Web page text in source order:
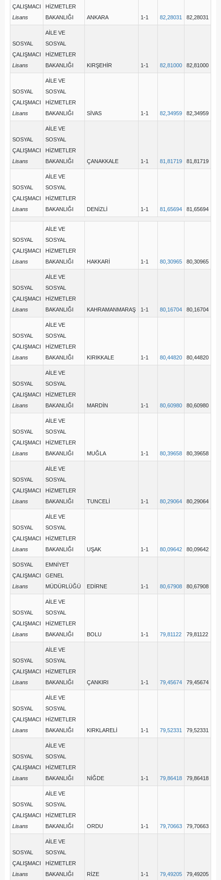
ÇALIŞMACI
Lisans
HİZMETLER
BAKANLIĞI
ANKARA 1-1 82,28031 82,28031
SOSYAL
ÇALIŞMACI
Lisans
AİLE VE
SOSYAL
HİZMETLER
BAKANLIĞI
KIRŞEHİR 1-1 82,81000 82,81000
SOSYAL
ÇALIŞMACI
Lisans
AİLE VE
SOSYAL
HİZMETLER
BAKANLIĞI
SİVAS 1-1 82,34959 82,34959
SOSYAL
ÇALIŞMACI
Lisans
AİLE VE
SOSYAL
HİZMETLER
BAKANLIĞI
ÇANAKKALE 1-1 81,81719 81,81719
SOSYAL
ÇALIŞMACI
Lisans
AİLE VE
SOSYAL
HİZMETLER
BAKANLIĞI
DENİZLİ 1-1 81,65694 81,65694
SOSYAL
ÇALIŞMACI
Lisans
AİLE VE
SOSYAL
HİZMETLER
BAKANLIĞI
HAKKARİ 1-1 80,30965 80,30965
SOSYAL
ÇALIŞMACI
Lisans
AİLE VE
SOSYAL
HİZMETLER
BAKANLIĞI
KAHRAMANMARAŞ 1-1 80,16704 80,16704
SOSYAL
ÇALIŞMACI
Lisans
AİLE VE
SOSYAL
HİZMETLER
BAKANLIĞI
KIRIKKALE 1-1 80,44820 80,44820
SOSYAL
ÇALIŞMACI
Lisans
AİLE VE
SOSYAL
HİZMETLER
BAKANLIĞI
MARDİN 1-1 80,60980 80,60980
SOSYAL
ÇALIŞMACI
Lisans
AİLE VE
SOSYAL
HİZMETLER
BAKANLIĞI
MUĞLA 1-1 80,39658 80,39658
SOSYAL
ÇALIŞMACI
Lisans
AİLE VE
SOSYAL
HİZMETLER
BAKANLIĞI
TUNCELİ 1-1 80,29064 80,29064
SOSYAL
ÇALIŞMACI
Lisans
AİLE VE
SOSYAL
HİZMETLER
BAKANLIĞI
UŞAK 1-1 80,09642 80,09642
SOSYAL
ÇALIŞMACI
Lisans
EMNİYET
GENEL
MÜDÜRLÜĞÜ
EDİRNE 1-1 80,67908 80,67908
SOSYAL
ÇALIŞMACI
Lisans
AİLE VE
SOSYAL
HİZMETLER
BAKANLIĞI
BOLU 1-1 79,81122 79,81122
SOSYAL
ÇALIŞMACI
Lisans
AİLE VE
SOSYAL
HİZMETLER
BAKANLIĞI
ÇANKIRI 1-1 79,45674 79,45674
SOSYAL
ÇALIŞMACI
Lisans
AİLE VE
SOSYAL
HİZMETLER
BAKANLIĞI
KIRKLARELİ 1-1 79,52331 79,52331
SOSYAL
ÇALIŞMACI
Lisans
AİLE VE
SOSYAL
HİZMETLER
BAKANLIĞI
NİĞDE 1-1 79,86418 79,86418
SOSYAL
ÇALIŞMACI
Lisans
AİLE VE
SOSYAL
HİZMETLER
BAKANLIĞI
ORDU 1-1 79,70663 79,70663
SOSYAL
ÇALIŞMACI
Lisans
AİLE VE
SOSYAL
HİZMETLER
BAKANLIĞI
RİZE 1-1 79,49205 79,49205